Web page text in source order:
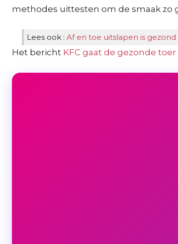
methodes uittesten om de smaak zo
Lees ook : Af en toe uitslapen is gezond
Het bericht KFC gaat de gezonde toer